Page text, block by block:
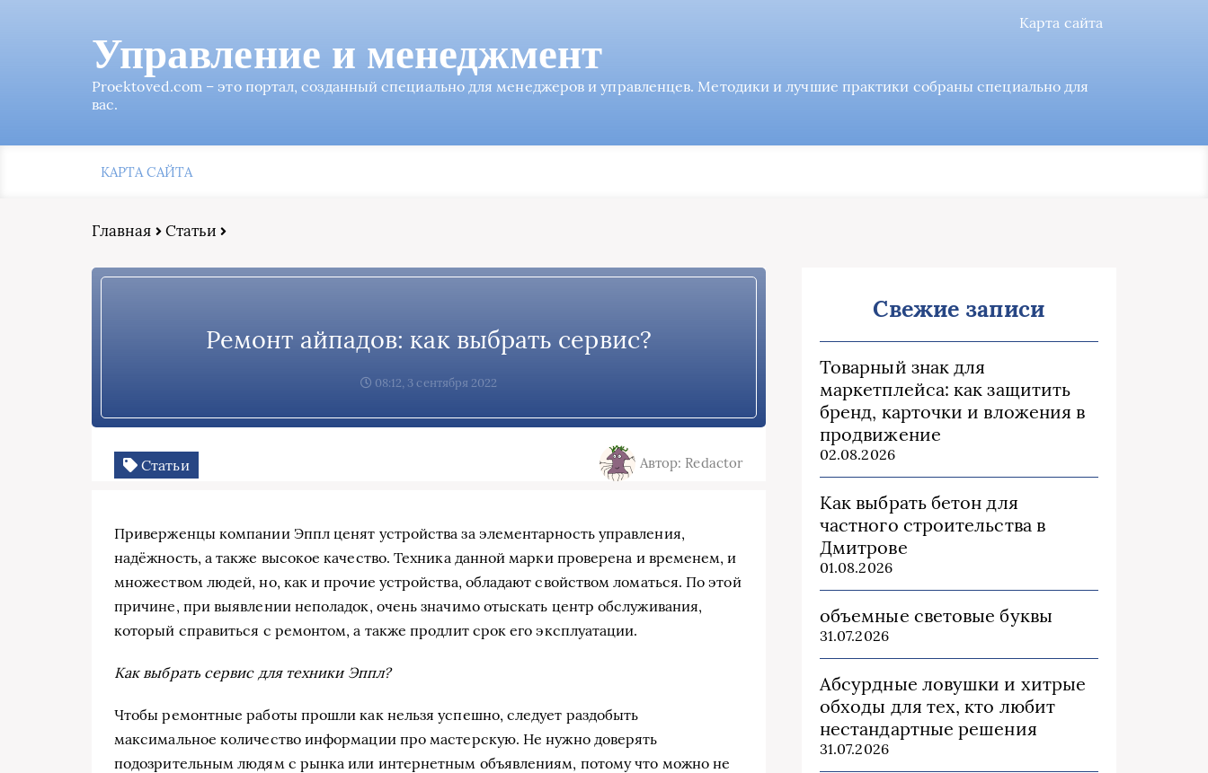
Карта сайта
Управление и менеджмент
Proektoved.com – это портал, созданный специально для менеджеров и управленцев. Методики и лучшие практики собраны специально для
вас.
КАРТА САЙТА
Главная Статьи
Ремонт айпадов: как выбрать сервис?
08:12, 3 сентября 2022
Статьи Автор: Redactor
Приверженцы компании Эппл ценят устройства за элементарность управления,
надёжность, а также высокое качество. Техника данной марки проверена и временем, и
множеством людей, но, как и прочие устройства, обладают свойством ломаться. По этой
причине, при выявлении неполадок, очень значимо отыскать центр обслуживания,
который справиться с ремонтом, а также продлит срок его эксплуатации.
Как выбрать сервис для техники Эппл?
Чтобы ремонтные работы прошли как нельзя успешно, следует раздобыть
максимальное количество информации про мастерскую. Не нужно доверять
подозрительным людям с рынка или интернетным объявлениям, потому что можно не
Свежие записи
Товарный знак для
маркетплейса: как защитить
бренд, карточки и вложения в
продвижение
02.08.2026
Как выбрать бетон для
частного строительства в
Дмитрове
01.08.2026
объемные световые буквы
31.07.2026
Абсурдные ловушки и хитрые
обходы для тех, кто любит
нестандартные решения
31.07.2026